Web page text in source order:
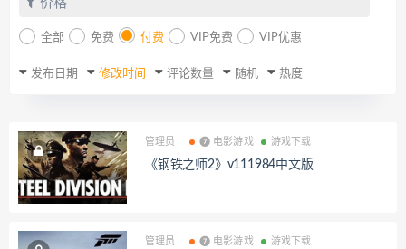
价格
全部 免费 付费 VIP免费 VIP优惠
发布日期 修改时间 评论数量 随机 热度
管理员 ❼ 电影游戏 游戏下载
《钢铁之师2》v111984中文版
管理员 ❼ 电影游戏 游戏下载